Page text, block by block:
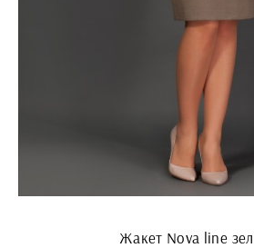
Жакет Nova line